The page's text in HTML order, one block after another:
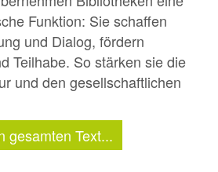
Funktion: Sie schaffen
und Dialog, fördern
Teilhabe. So stärken sie die
und den gesellschaftlichen
gesamten Text...